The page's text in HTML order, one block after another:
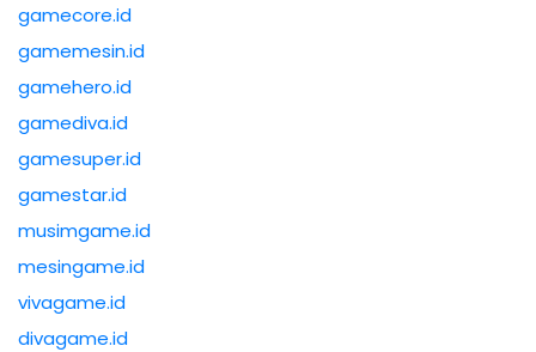
gamecore.id
gamemesin.id
gamehero.id
gamediva.id
gamesuper.id
gamestar.id
musimgame.id
mesingame.id
vivagame.id
divagame.id